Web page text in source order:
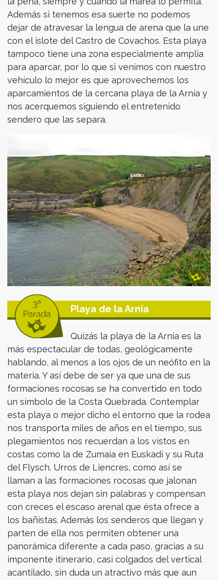
Además si tenemos esa suerte no podemos
dejar de atravesar la lengua de arena que la une
con el islote del Castro de Covachos. Esta playa
tampoco tiene una zona especialmente amplia
para aparcar, por lo que si venimos con nuestro
vehículo lo mejor es que aprovechemos los
aparcamientos de la cercana playa de la Arnía y
nos acerquemos siguiendo el entretenido
sendero que las separa.
Playa de la Arnía
Quizás la playa de la Arnía es la
más espectacular de todas, geológicamente
hablando, al menos a los ojos de un neófito en la
materia. Y así debe de ser ya que una de sus
formaciones rocosas se ha convertido en todo
un símbolo de la Costa Quebrada. Contemplar
esta playa o mejor dicho el entorno que la rodea
nos transporta miles de años en el tiempo, sus
plegamientos nos recuerdan a los vistos en
costas como la de Zumaia en Euskadi y su Ruta
del Flysch. Urros de Liencres, como así se
llaman a las formaciones rocosas que jalonan
esta playa nos dejan sin palabras y compensan
con creces el escaso arenal que ésta ofrece a
los bañistas. Además los senderos que llegan y
parten de ella nos permiten obtener una
panorámica diferente a cada paso, gracias a su
imponente itinerario, casi colgados del vertical
acantilado, sin duda un atractivo más que aun